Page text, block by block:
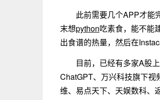
此前需要几个APP才能
末想python吃素食，能不能
出食谱的热量，然后在
目前，已经有多家A股
ChatGPT、万兴科技旗下视
维、易点天下、天娱数科、